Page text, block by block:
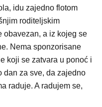
idu zajedno flotom
roditeljskim
obavezan, a iz kojeg se
Nema sponzorisane
koji se zatvara u ponoć i
dan za sve, da zajedno
raduje. A radujem se,